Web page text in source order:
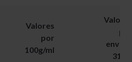
Valores
por
100g/ml
Valores
por
envase
31.3g